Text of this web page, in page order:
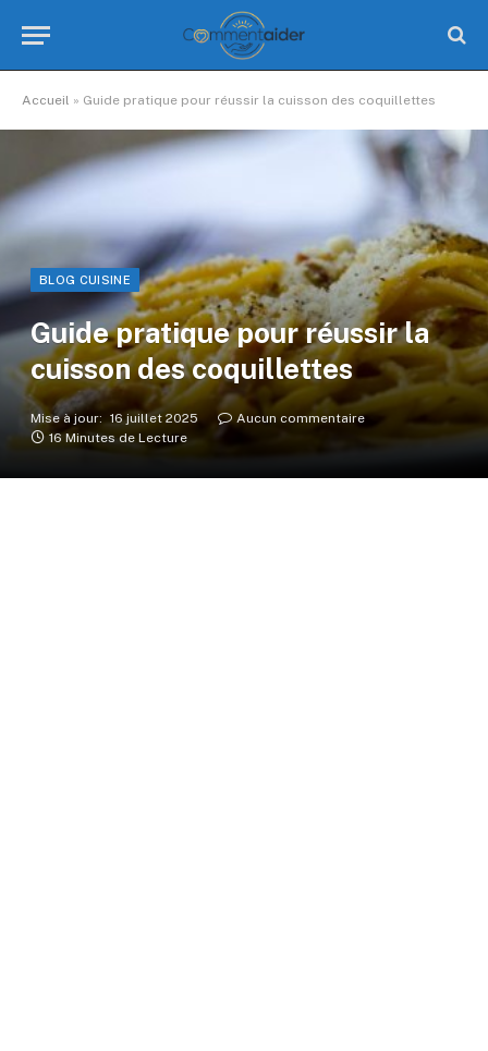
Accueil » Guide pratique pour réussir la cuisson des coquillettes
BLOG CUISINE
Guide pratique pour réussir la
cuisson des coquillettes
Mise à jour: 16 juillet 2025
Aucun commentaire
16 Minutes de Lecture